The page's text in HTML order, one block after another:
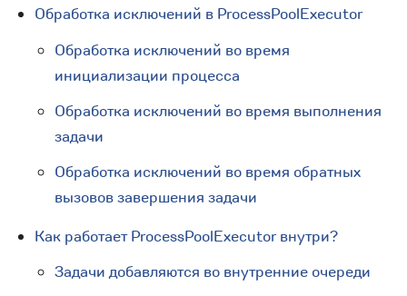
Обработка исключений в ProcessPoolExecutor
Обработка исключений во время
инициализации процесса
Обработка исключений во время выполнения
задачи
Обработка исключений во время обратных
вызовов завершения задачи
Как работает ProcessPoolExecutor внутри?
Задачи добавляются во внутренние очереди